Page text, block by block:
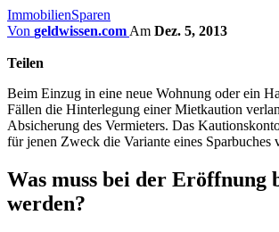
ImmobilienSparen
Von geldwissen.com Am Dez. 5, 2013
Teilen
Beim Einzug in eine neue Wohnung oder ein
Fällen die Hinterlegung einer Mietkaution
Absicherung des Vermieters. Das
für jenen Zweck die Variante eines Sparbuches
Was muss bei der Eröffnung
werden?